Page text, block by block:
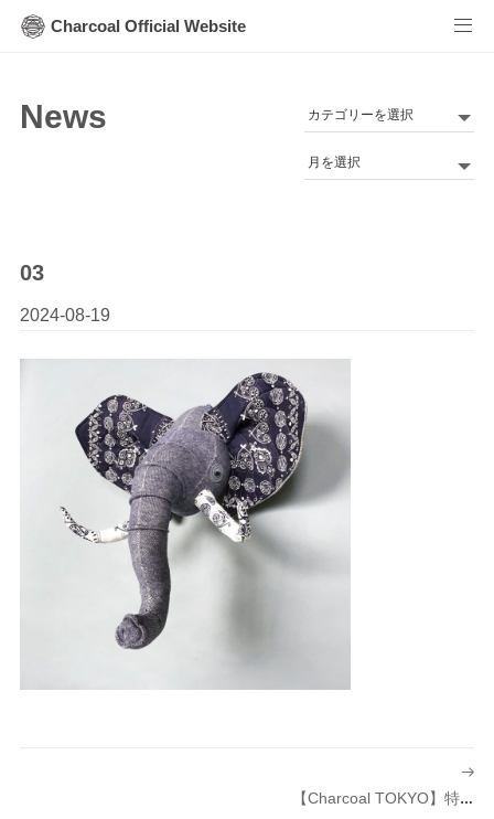
Charcoal Official Website
News
カ
ゴArchives
03
2024-08-19
【Charcoal TOKYO】特別企画